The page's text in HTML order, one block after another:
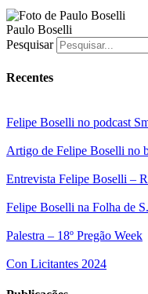
Paulo Boselli
Pesquisar
Recentes
Felipe Boselli no podcast
Artigo de Felipe Boselli no
Entrevista Felipe Boselli –
Felipe Boselli na Folha de
Palestra – 18º Pregão Week
Con Licitantes 2024